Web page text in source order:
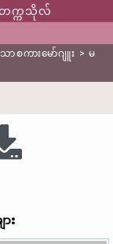
တက္ကသိုလ်
စကားမော်ဂျူး >မ
း